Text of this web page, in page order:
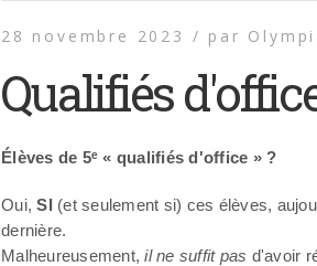
28 novembre 2023 / par
Qualifiés
Élèves de 5ᵉ « qualifiés d'office » ?
Oui,SI(et seulement si) ces élèves,
dernière.
Malheureusement,il ne suffit pas d'avoir